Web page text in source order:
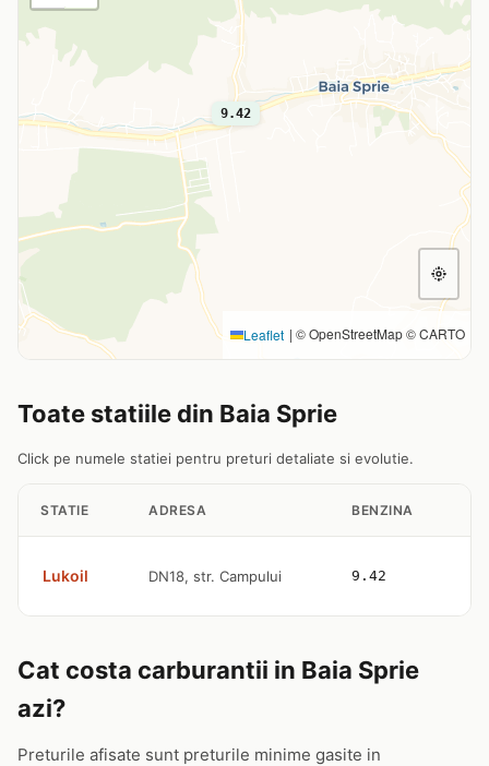
9.42
Leaflet | © OpenStreetMap © CARTO
Toate statiile din Baia Sprie
Click pe numele statiei pentru preturi detaliate si evolutie.
STATIE ADRESA BENZINA
Lukoil DN18, str. Campului 9.42
Cat costa carburantii in Baia Sprie
azi?
Preturile afisate sunt preturile minime gasite in